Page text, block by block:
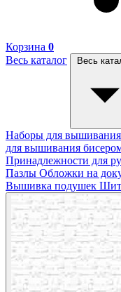
Корзина 0
Весь каталог
Весь
Наборы для вышивания
для вышивания
Принадлежности для
Пазлы Обложки на
Вышивка подушек